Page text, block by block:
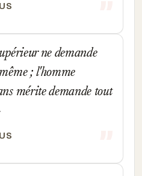
ne demande
; l'homme
mérite demande tout